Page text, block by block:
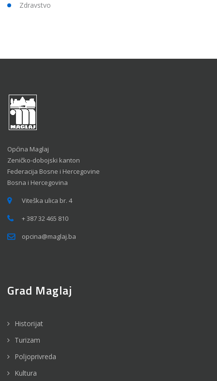
Zdravstvo
Općina Maglaj
Zeničko-dobojski kanton
Federacija Bosne i Hercegovine
Bosna i Hercegovina
Viteška ulica br. 4
+ 387 32 465 810
opcina@maglaj.ba
Grad Maglaj
Historijat
Turizam
Poljoprivreda
Kultura